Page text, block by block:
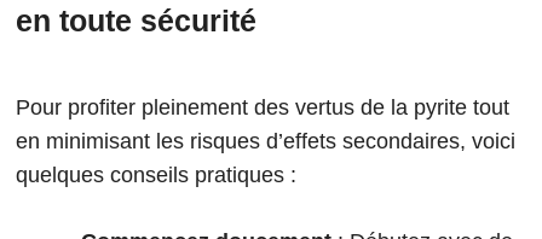
en toute sécurité
Pour profiter pleinement des vertus de la pyrite tout
en minimisant les risques d’effets secondaires, voici
quelques conseils pratiques :